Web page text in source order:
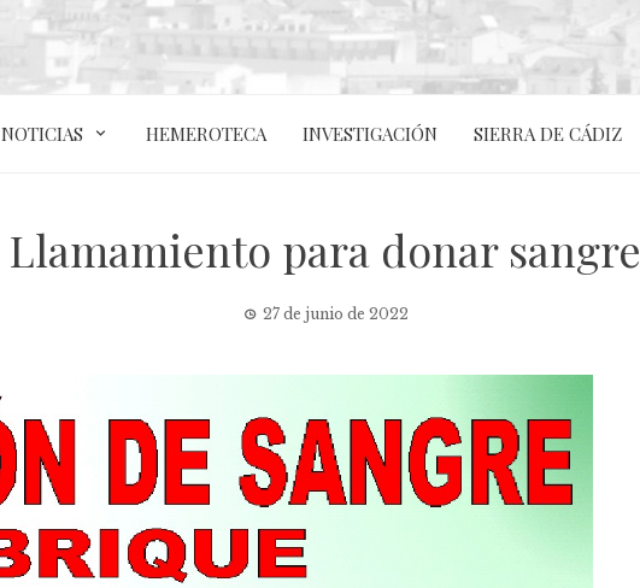
NOTICIAS HEMEROTECA INVESTIGACIÓN SIERRA DE CÁDIZ
Llamamiento para donar sangre
27 de junio de 2022